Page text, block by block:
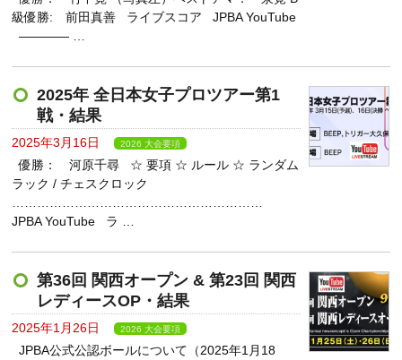
級優勝: 前田真善 ライブスコア JPBA YouTube
———— …
2025年 全日本女子プロツアー第1
戦・結果
2025年3月16日 2026 大会要項
優勝： 河原千尋 ☆ 要項 ☆ ルール ☆ ランダム
ラック / チェスクロック
JPBA YouTube ラ …
第36回 関西オープン & 第23回 関西
レディースOP・結果
2025年1月26日 2026 大会要項
JPBA公式公認ボールについて（2025年1月18